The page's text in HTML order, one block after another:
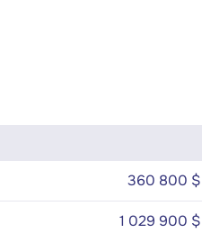
360 800 $
1 029 900 $